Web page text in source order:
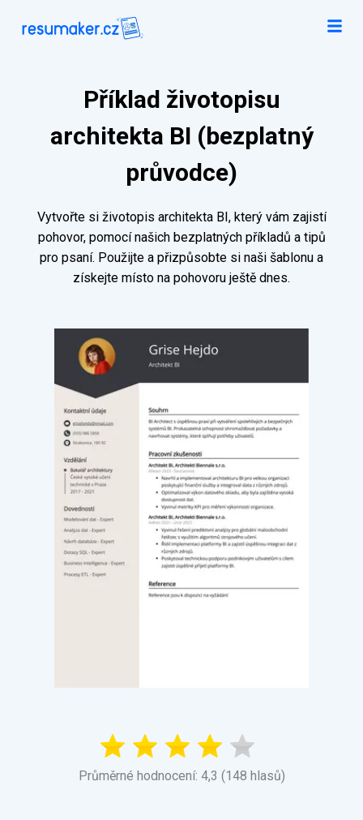
Příklad životopisu
architekta BI (bezplatný
průvodce)
Vytvořte si životopis architekta BI, který vám zajistí
pohovor, pomocí našich bezplatných příkladů a tipů
pro psaní. Použijte a přizpůsobte si naši šablonu a
získejte místo na pohovoru ještě dnes.
Průměrné hodnocení: 4,3 (148 hlasů)